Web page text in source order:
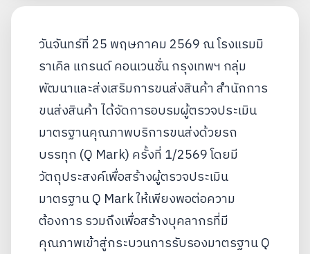
วันจันทร์ที่ 25 พฤษภาคม 2569 ณ โรงแรมมิ
ราเคิล แกรนด์ คอนเวนชั่น กรุงเทพฯ กลุ่ม
พัฒนาและส่งเสริมการขนส่งสินค้า สำนักการ
ขนส่งสินค้า ได้จัดการอบรมผู้ตรวจประเมิน
มาตรฐานคุณภาพบริการขนส่งด้วยรถ
บรรทุก (Q Mark) ครั้งที่ 1/2569 โดยมี
วัตถุประสงค์เพื่อสร้างผู้ตรวจประเมิน
มาตรฐาน Q Mark ให้เพียงพอต่อความ
ต้องการ รวมถึงเพื่อสร้างบุคลากรที่มี
คุณภาพเข้าสู่กระบวนการรับรองมาตรฐาน Q